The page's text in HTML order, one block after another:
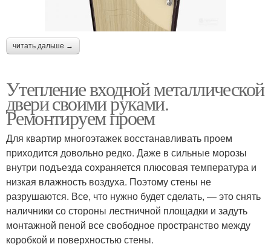
читать дальше →
Утепление входной металлической
двери своими руками.
Ремонтируем проем
Для квартир многоэтажек восстанавливать проем
приходится довольно редко. Даже в сильные морозы
внутри подъезда сохраняется плюсовая температура и
низкая влажность воздуха. Поэтому стены не
разрушаются. Все, что нужно будет сделать, — это снять
наличники со стороны лестничной площадки и задуть
монтажной пеной все свободное пространство между
коробкой и поверхностью стены.